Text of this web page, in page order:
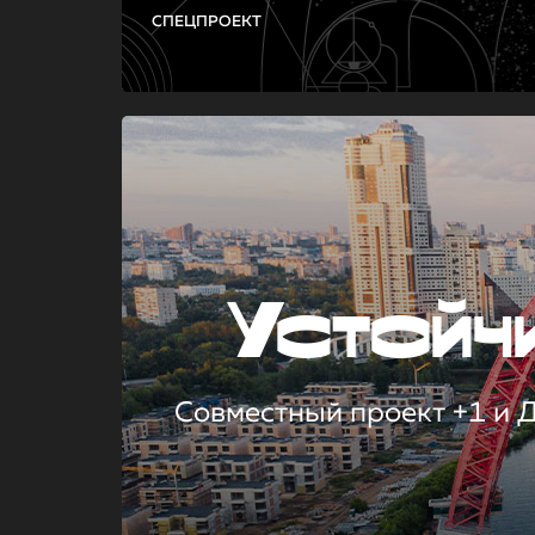
СПЕЦПРОЕКТ
Совместный проект +1 и